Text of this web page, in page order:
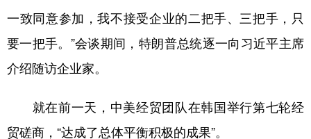
一致同意参加，我不接受企业的二把手、三把手，只
要一把手。”会谈期间，特朗普总统逐一向习近平主席
介绍随访企业家。
就在前一天，中美经贸团队在韩国举行第七轮经
贸磋商，“达成了总体平衡积极的成果”。